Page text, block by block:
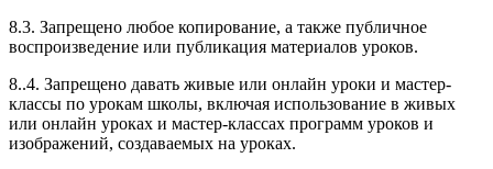
8.3. Запрещено любое копирование, а также публичное
воспроизведение или публикация материалов уроков.
8..4. Запрещено давать живые или онлайн уроки и мастер-
классы по урокам школы, включая использование в живых
или онлайн уроках и мастер-классах программ уроков и
изображений, создаваемых на уроках.